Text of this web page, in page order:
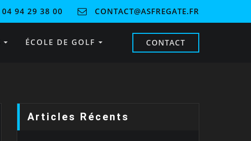
04 94 29 38 00 CONTACT@ASFREGATE.FR
ÉCOLE DE GOLF CONTACT
Articles Récents